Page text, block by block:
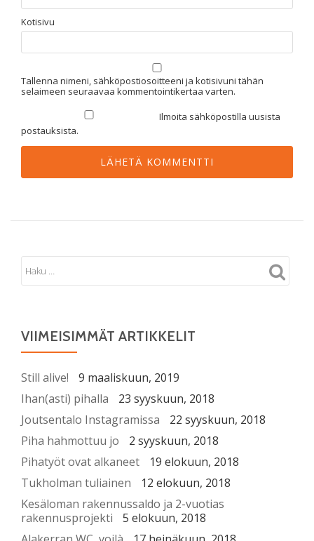
Kotisivu
Tallenna nimeni, sähköpostiosoitteeni ja kotisivuni tähän
selaimeen seuraavaa kommentointikertaa varten.
Ilmoita sähköpostilla uusista
postauksista.
VIIMEISIMMÄT ARTIKKELIT
Still alive!
9 maaliskuun, 2019
Ihan(asti) pihalla
23 syyskuun, 2018
Joutsentalo Instagramissa
22 syyskuun, 2018
Piha hahmottuu jo
2 syyskuun, 2018
Pihatyöt ovat alkaneet
19 elokuun, 2018
Tukholman tuliainen
12 elokuun, 2018
Kesäloman rakennussaldo ja 2-vuotias
rakennusprojekti
5 elokuun, 2018